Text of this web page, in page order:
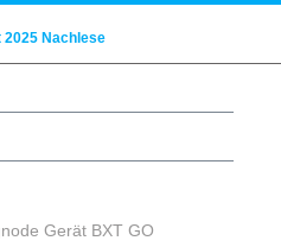
2025 Nachlese
Gerät BXT GO